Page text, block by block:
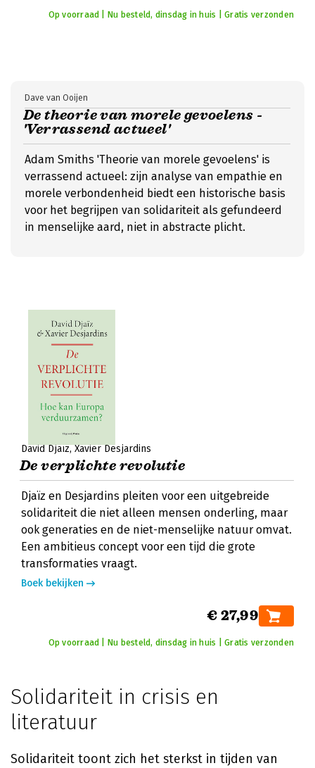
Op voorraad | Nu besteld, dinsdag in huis | Gratis verzonden
De theorie van morele gevoelens -
'Verrassend actueel'
Dave van Ooijen
Adam Smiths 'Theorie van morele gevoelens' is
verrassend actueel: zijn analyse van empathie en
morele verbondenheid biedt een historische basis
voor het begrijpen van solidariteit als gefundeerd
in menselijke aard, niet in abstracte plicht.
David Djaïz Xavier Desjardins
De verplichte revolutie
Djaïz en Desjardins pleiten voor een uitgebreide
solidariteit die niet alleen mensen onderling, maar
ook generaties en de niet-menselijke natuur omvat.
Een ambitieus concept voor een tijd die grote
transformaties vraagt.
Boek bekijken
€ 27,99
Op voorraad | Nu besteld, dinsdag in huis | Gratis verzonden
Solidariteit in crisis en
literatuur
Solidariteit toont zich het sterkst in tijden van